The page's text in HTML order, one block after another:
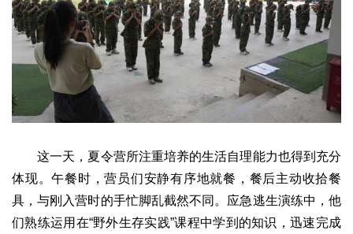
这一天，夏令营所注重培养的生活自理能力也得到充分
体现。午餐时，营员们安静有序地就餐，餐后主动收拾餐
具，与刚入营时的手忙脚乱截然不同。应急逃生演练中，他
们熟练运用在“野外生存实践”课程中学到的知识，迅速完成